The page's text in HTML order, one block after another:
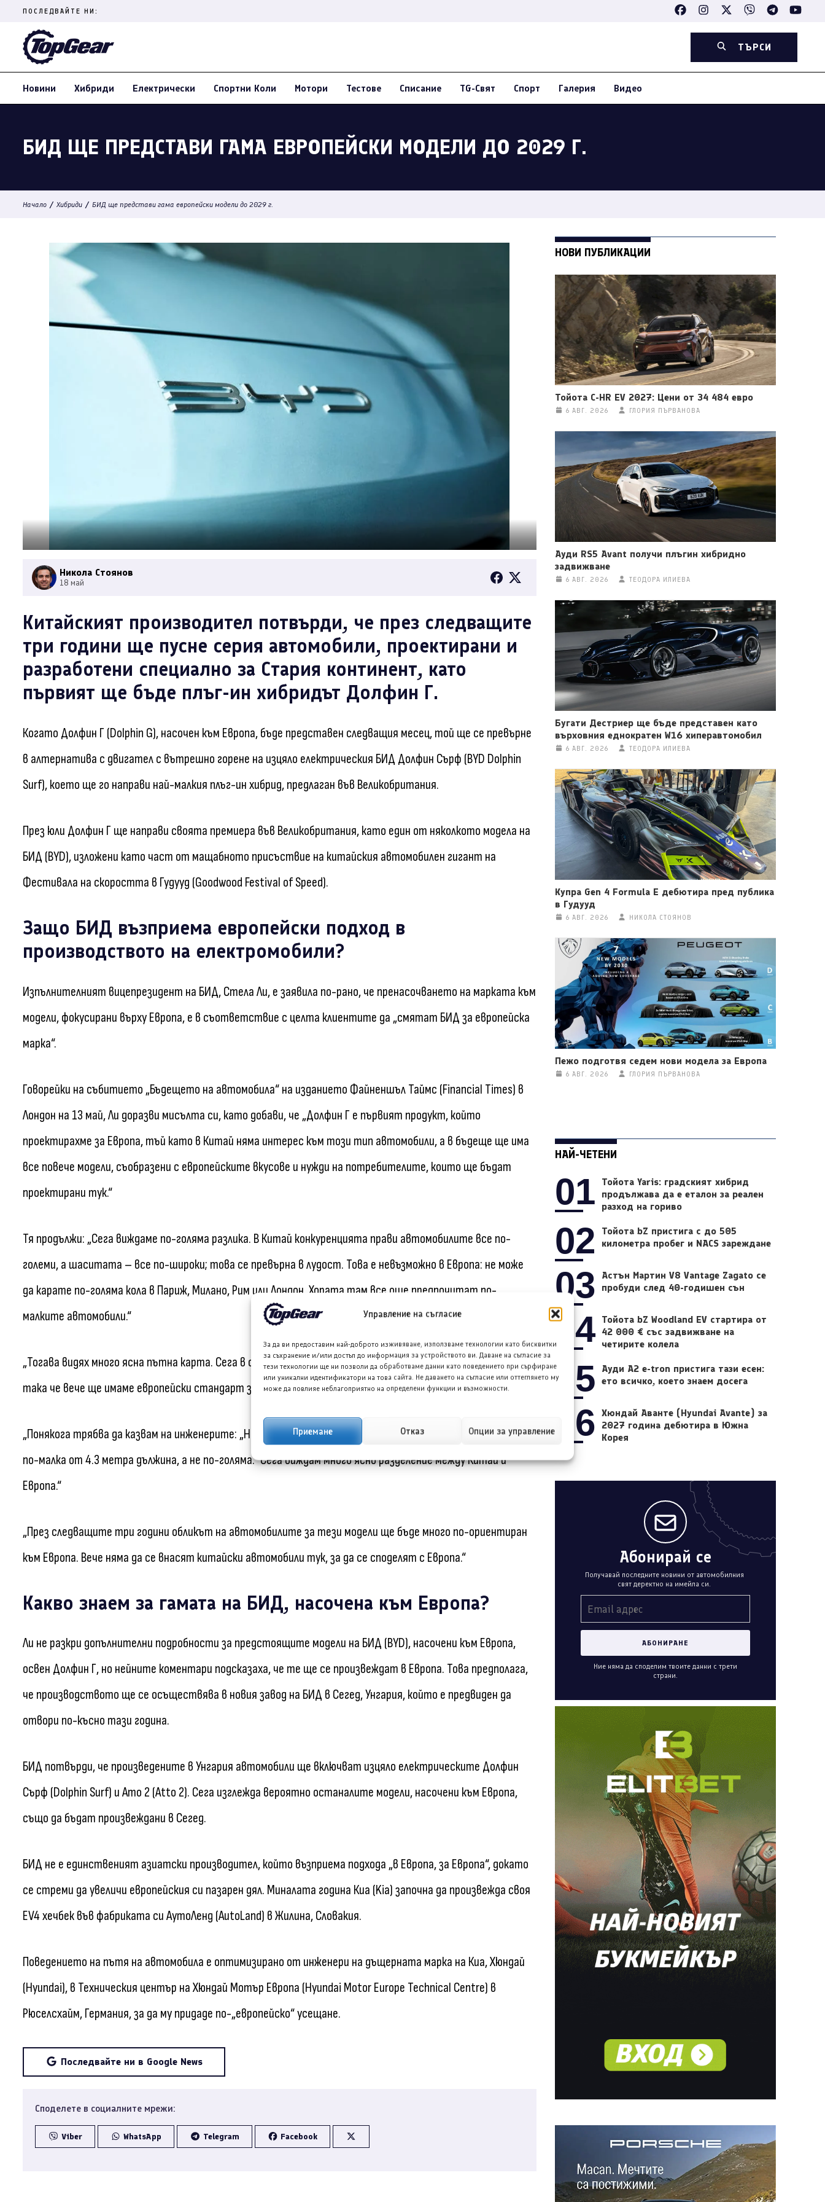
Управление на съгласие
За да ви предоставим най-доброто изживяване, използваме технологии като бисквитки
за съхранение и/или достъп до информация за устройството ви. Даване на съгласие за
тези технологии ще ни позволи да обработваме данни като поведението при сърфиране
или уникални идентификатори на това сайта. Не даването на съгласие или оттеглянето му
може да повлияе неблагоприятно на определени функции и възможности.
Приемане Отказ Опции за управление
content
(Press
ПОСЛЕДВАЙТЕ НИ:
ТЪРСИ
Новини Хибриди Електрически Спортни Коли Мотори Тестове Списание TG-Свят Спорт Галерия Видео
БИД ЩЕ ПРЕДСТАВИ ГАМА ЕВРОПЕЙСКИ МОДЕЛИ ДО 2029 Г.
Начало / Хибриди / БИД ще представи гама европейски модели до 2029 г.
Никола Стоянов
18 май
Китайският производител потвърди, че през следващите
три години ще пусне серия автомобили, проектирани и
разработени специално за Стария континент, като
първият ще бъде плъг-ин хибридът Долфин Г.
Когато Долфин Г (Dolphin G), насочен към Европа, бъде представен следващия месец, той ще се превърне
в алтернатива с двигател с вътрешно горене на изцяло електрическия БИД Долфин Сърф (BYD Dolphin
Surf), което ще го направи най-малкия плъг-ин хибрид, предлаган във Великобритания.
През юли Долфин Г ще направи своята премиера във Великобритания, като един от няколкото модела на
БИД (BYD), изложени като част от мащабното присъствие на китайския автомобилен гигант на
Фестивала на скоростта в Гудууд (Goodwood Festival of Speed).
Защо БИД възприема европейски подход в
производството на електромобили?
Изпълнителният вицепрезидент на БИД, Стела Ли, е заявила по-рано, че пренасочването на марката към
модели, фокусирани върху Европа, е в съответствие с целта клиентите да „смятат БИД за европейска
марка“.
Говорейки на събитието „Бъдещето на автомобила“ на изданието Файненшъл Таймс (Financial Times) в
Лондон на 13 май, Ли доразви мисълта си, като добави, че „Долфин Г е първият продукт, който
проектирахме за Европа, тъй като в Китай няма интерес към този тип автомобили, а в бъдеще ще има
все повече модели, съобразени с европейските вкусове и нужди на потребителите, които ще бъдат
проектирани тук.“
Тя продължи: „Сега виждаме по-голяма разлика. В Китай конкуренцията прави автомобилите все по-
големи, а шаситата – все по-широки; това се превърна в лудост. Това е невъзможно в Европа: не може
да карате по-голяма кола в Париж, Милано, Рим или Лондон. Хората там все още предпочитат по-
малките автомобили.“
„Тогава видях много ясна пътна карта. Сега в определени гами като C- или B-сегмент ще се разделим,
така че вече ще имаме европейски стандарт за B и C сегменти.“
„Понякога трябва да казвам на инженерите: „Не правете тази кола по-голяма, не и за Европа. Трябва да е
по-малка от 4.3 метра дължина, а не по-голяма.“ Сега виждам много ясно разделение между Китай и
Европа.“
„През следващите три години обликът на автомобилите за тези модели ще бъде много по-ориентиран
към Европа. Вече няма да се внасят китайски автомобили тук, за да се споделят с Европа.“
Какво знаем за гамата на БИД, насочена към Европа?
Ли не разкри допълнителни подробности за предстоящите модели на БИД (BYD), насочени към Европа,
освен Долфин Г, но нейните коментари подсказаха, че те ще се произвеждат в Европа. Това предполага,
че производството ще се осъществява в новия завод на БИД в Сегед, Унгария, който е предвиден да
отвори по-късно тази година.
БИД потвърди, че произведените в Унгария автомобили ще включват изцяло електрическите Долфин
Сърф (Dolphin Surf) и Ато 2 (Atto 2). Сега изглежда вероятно останалите модели, насочени към Европа,
също да бъдат произвеждани в Сегед.
БИД не е единственият азиатски производител, който възприема подхода „в Европа, за Европа“, докато
се стреми да увеличи европейския си пазарен дял. Миналата година Киа (Kia) започна да произвежда своя
EV4 хечбек във фабриката си АутоЛенд (AutoLand) в Жилина, Словакия.
Поведението на пътя на автомобила е оптимизирано от инженери на дъщерната марка на Киа, Хюндай
(Hyundai), в Техническия център на Хюндай Мотър Европа (Hyundai Motor Europe Technical Centre) в
Рюселсхайм, Германия, за да му придаде по-„европейско“ усещане.
Последвайте ни в Google News
Споделете в социалните мрежи:
Viber WhatsApp Telegram Facebook
НОВИ ПУБЛИКАЦИИ
Тойота C-HR EV 2027: Цени от 34 484 евро
6 АВГ. 2026 ГЛОРИЯ ПЪРВАНОВА
Ауди RS5 Avant получи плъгин хибридно
задвижване
6 АВГ. 2026 ТЕОДОРА ИЛИЕВА
Бугати Дестриер ще бъде представен като
върховния еднократен W16 хиперавтомобил
6 АВГ. 2026 ТЕОДОРА ИЛИЕВА
Купра Gen 4 Formula E дебютира пред публика
в Гудууд
6 АВГ. 2026 НИКОЛА СТОЯНОВ
Пежо подготвя седем нови модела за Европа
6 АВГ. 2026 ГЛОРИЯ ПЪРВАНОВА
НАЙ-ЧЕТЕНИ
01
Тойота Yaris: градският хибрид
продължава да е еталон за реален
разход на гориво
02
Тойота bZ пристига с до 505
километра пробег и NACS зареждане
03
Астън Мартин V8 Vantage Zagato се
пробуди след 40-годишен сън
04 Тойота bZ Woodland EV стартира от
42 000 € със задвижване на
четирите колела
05
Ауди A2 e-tron пристига тази есен:
ето всичко, което знаем досега
06 Хюндай Аванте (Hyundai Avante) за
2027 година дебютира в Южна
Корея
Абонирай се
Получавай последните новини от автомобилния
свят деректно на имейла си.
Ние няма да споделим твоите данни с трети
страни.